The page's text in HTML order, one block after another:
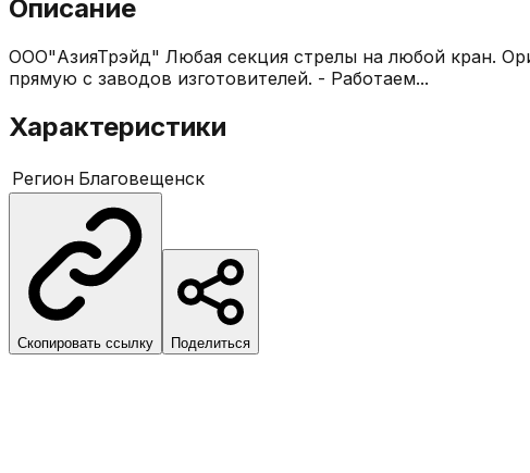
Описание
ООО"АзияТрэйд" Любая секция стрелы на любой кран.
прямую с заводов изготовителей. - Работаем...
Характеристики
Регион Благовещенск
Скопировать ссылку Поделиться